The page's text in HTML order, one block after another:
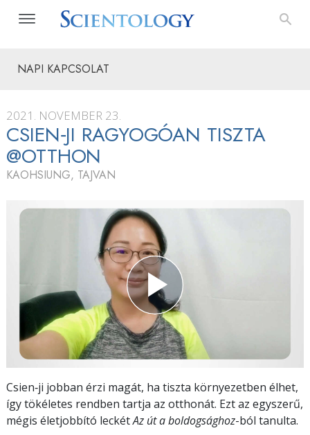
NAPI KAPCSOLAT
2021. NOVEMBER 23.
CSIEN‑JI RAGYOGÓAN TISZTA
@OTTHON
KAOHSIUNG, TAJVAN
Csien‑ji jobban érzi magát, ha tiszta környezetben élhet,
így tökéletes rendben tartja az otthonát. Ezt az egyszerű,
mégis életjobbító leckétAz út a boldogsághoz-ból tanulta.